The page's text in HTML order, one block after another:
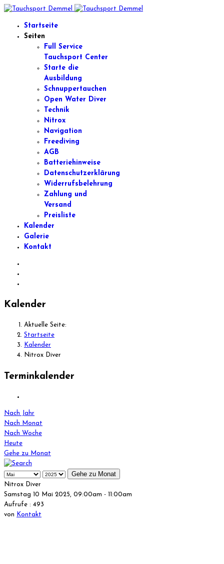
Startseite
Seiten
Full Service
Tauchsport Center
Starte die
Ausbildung
Schnuppertauchen
Open Water Diver
Technik
Nitrox
Navigation
Freediving
AGB
Batteriehinweise
Datenschutzerklärung
Widerrufsbelehrung
Zahlung und
Versand
Preisliste
Kalender
Galerie
Kontakt
Kalender
Aktuelle Seite:
Startseite
Kalender
Nitrox Diver
Terminkalender
Nach Jahr
Nach Monat
Nach Woche
Heute
Gehe zu Monat
Gehe zu Monat
Nitrox Diver
Samstag 10 Mai 2025, 09:00am - 11:00am
Aufrufe : 493
von
Kontakt